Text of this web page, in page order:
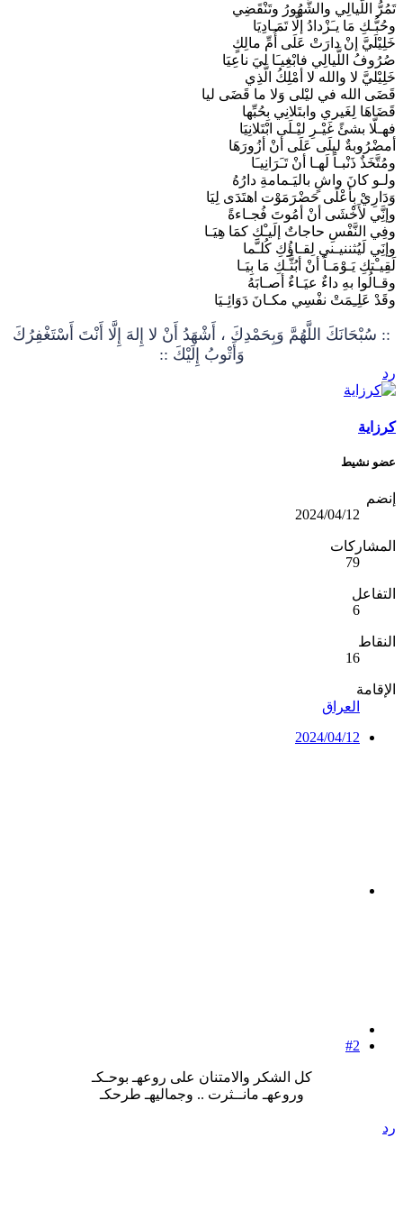
تَمُرُّ اللَّيالِي والشُّهُورُ وتَنْقَضِي
وحُبُّـكِ مَا يـَزْدادُ إلّا تَمَـادِيَا
خَلِيْلَيَّ إنْ دارَتْ عَلَى أُمِّ مالِكٍ
صُرُوفُ اللَّيالِي فابْغِيـَا ليَ ناعِيَا
خَلِيْليَّ لا والله لا أمْلِكُ الَّذِي
قَضَى الله في ليْلى وَلا ما قَضَى ليا
قَضَاهَا لِغَيري وابتَلانِي بِحُبِّها
فهـلّا بشئً غَيْـرِ ليْـلَى ابْتَلانِيَا
أمضْرُوبةٌ ليلَى عَلَى أنْ أزُورَهَا
ومُتَّخَذٌ ذَنْبـاً لَهـا أنْ تَـَرَانِيـَا
ولـو كانَ واشٍ باليَـمامةِ دارُهُ
وَدَارِيْ بِأعْلَى حَضْرَمَوْت اهتَدَى لِيَا
وإنَِّي لأَخْشَى أنْ أمُوتَ فُجـاءةً
وفِي النَّفْسِ حاجاتٌ إلَيـْكِ كمَا هِيَـا
وإنَِي لَيُثننيـني لِقـاؤُكِ كُلـَّما
لَقِيـْتكِ يَـوْمَـاً أنْ أبُثَّـكِ مَا بِيَـا
وقـالُوا بهِ داءٌ عيَـاءٌ أصـابَهُ
وقَدْ عَلِـِمَتْ نفْسِي مكـانَ دَوَائِـيَا
:: سُبْحَانَكَ اللَّهُمَّ وَبِحَمْدِكَ ، أَشْهَدُ أَنْ لا إِلهَ إِلَّا أَنْتَ أَسْتَغْفِرُكَ
وَأَتْوبُ إِلَيْكَ ::
رد
كرزاية
عضو نشيط
إنضم
2024/04/12
المشاركات
79
التفاعل
6
النقاط
16
الإقامة
العراق
2024/04/12
#2
كل الشكر والامتنان على روعهـ بوحـكـ
وروعهـ مانــثرت .. وجماليهـ طرحكـ​
رد